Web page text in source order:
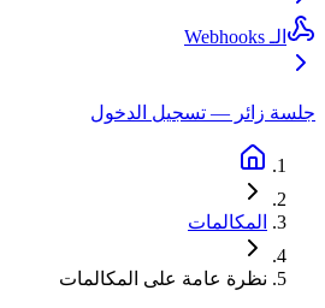
الـ Webhooks
جلسة زائر — تسجيل الدخول
المكالمات
نظرة عامة على المكالمات